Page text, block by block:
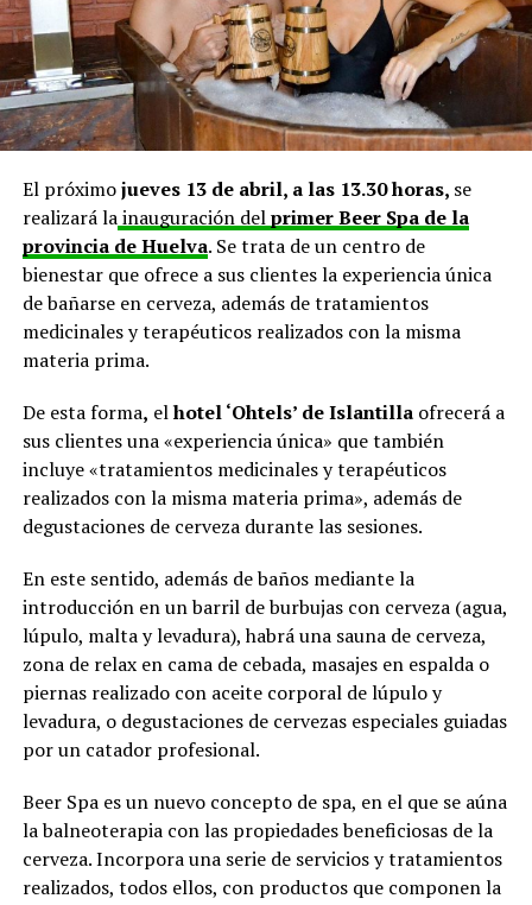
El próximojueves 13 de abril, a las 13.30 horas, se
realizará lainauguración delprimer Beer Spa de la
provincia de Huelva. Se trata de un centro de
bienestar que ofrece a sus clientes la experiencia única
de bañarse en cerveza, además de tratamientos
medicinales y terapéuticos realizados con la misma
materia prima.
De esta forma, elhotel ‘Ohtels’ deIslantillaofrecerá a
sus clientes una «experiencia única» que también
incluye «tratamientos medicinales y terapéuticos
realizados con la misma materia prima», además de
degustaciones de cerveza durante las sesiones.
En este sentido, además de baños mediante la
introducción en un barril de burbujas con cerveza (agua,
lúpulo, malta y levadura), habrá una sauna de cerveza,
zona de relax en cama de cebada, masajes en espalda o
piernas realizado con aceite corporal de lúpulo y
levadura, o degustaciones de cervezas especiales guiadas
por un catador profesional.
Beer Spa es un nuevo concepto de spa, en el que se aúna
la balneoterapia con las propiedades beneficiosas de la
cerveza. Incorpora una serie de servicios y tratamientos
realizados, todos ellos, con productos que componen la